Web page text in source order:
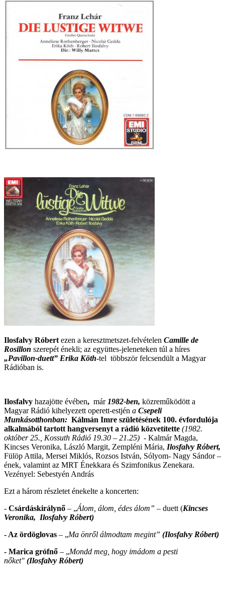
Ilosfalvy Róbert ezen a keresztmetszet-felvételen Camille de
Rosillon szerepét énekli; az együttes-jeleneteken túl a híres
„Pavillon-duett” Erika Köth-tel többször felcsendült a Magyar
Rádióban is.
Ilosfalvy hazajötte évében, már 1982-ben, közreműködött a
Magyar Rádió kihelyezett operett-estjén a Csepeli
Munkásotthonban: Kálmán Imre születésének 100. évfordulója
alkalmából tartott hangversenyt a rádió közvetítette (1982.
október 25., Kossuth Rádió 19.30 – 21.25) - Kalmár Magda,
Kincses Veronika, László Margit, Zempléni Mária, Ilosfalvy Róbert,
Fülöp Attila, Mersei Miklós, Rozsos István, Sólyom- Nagy Sándor –
ének, valamint az MRT Énekkara és Szimfonikus Zenekara.
Vezényel: Sebestyén András
Ezt a három részletet énekelte a koncerten:
- Csárdáskirálynő – „Álom, álom, édes álom” – duett (Kincses
Veronika, Ilosfalvy Róbert)
- Az ördöglovas – „Ma önről álmodtam megint” (Ilosfalvy Róbert)
- Marica grófnő – „Mondd meg, hogy imádom a pesti
nőket" (Ilosfalvy Róbert)